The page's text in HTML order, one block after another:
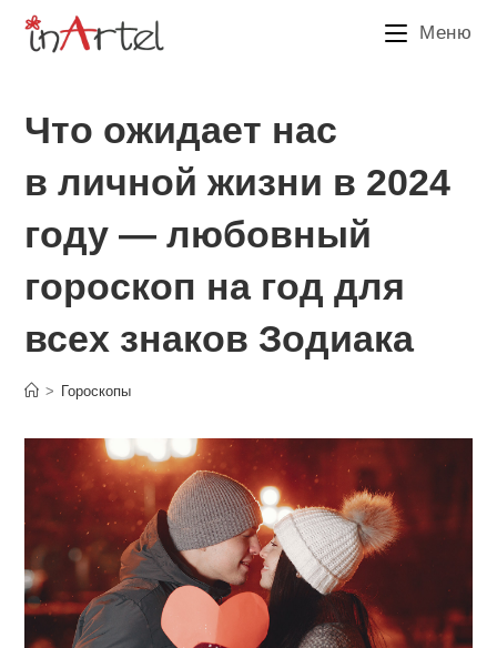
Перейти
Меню
Что ожидает нас
в личной жизни в 2024
году — любовный
гороскоп на год для
всех знаков Зодиака
> Гороскопы